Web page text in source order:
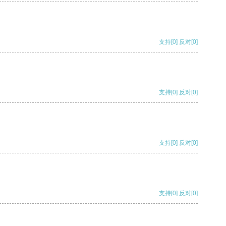
支持[0] 反对[0]
支持[0] 反对[0]
支持[0] 反对[0]
支持[0] 反对[0]